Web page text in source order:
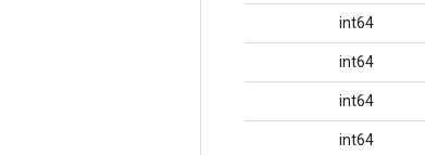
int64
int64
int64
int64